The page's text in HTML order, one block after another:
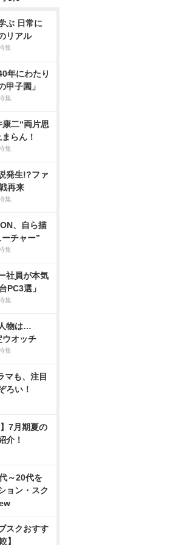
ぶ 日常に
リアル
集
年にわたり
甲子園」
集
二“両片思
らん！
集
発生!?ファ
再来
集
、自ら描
チャー”
集
社員が本気
PC3選」
集
物は…
ウオッチ
集
マも、注目
ろい！
7月期夏の
介！
～20代を
ョン・スク
スクおすす
】